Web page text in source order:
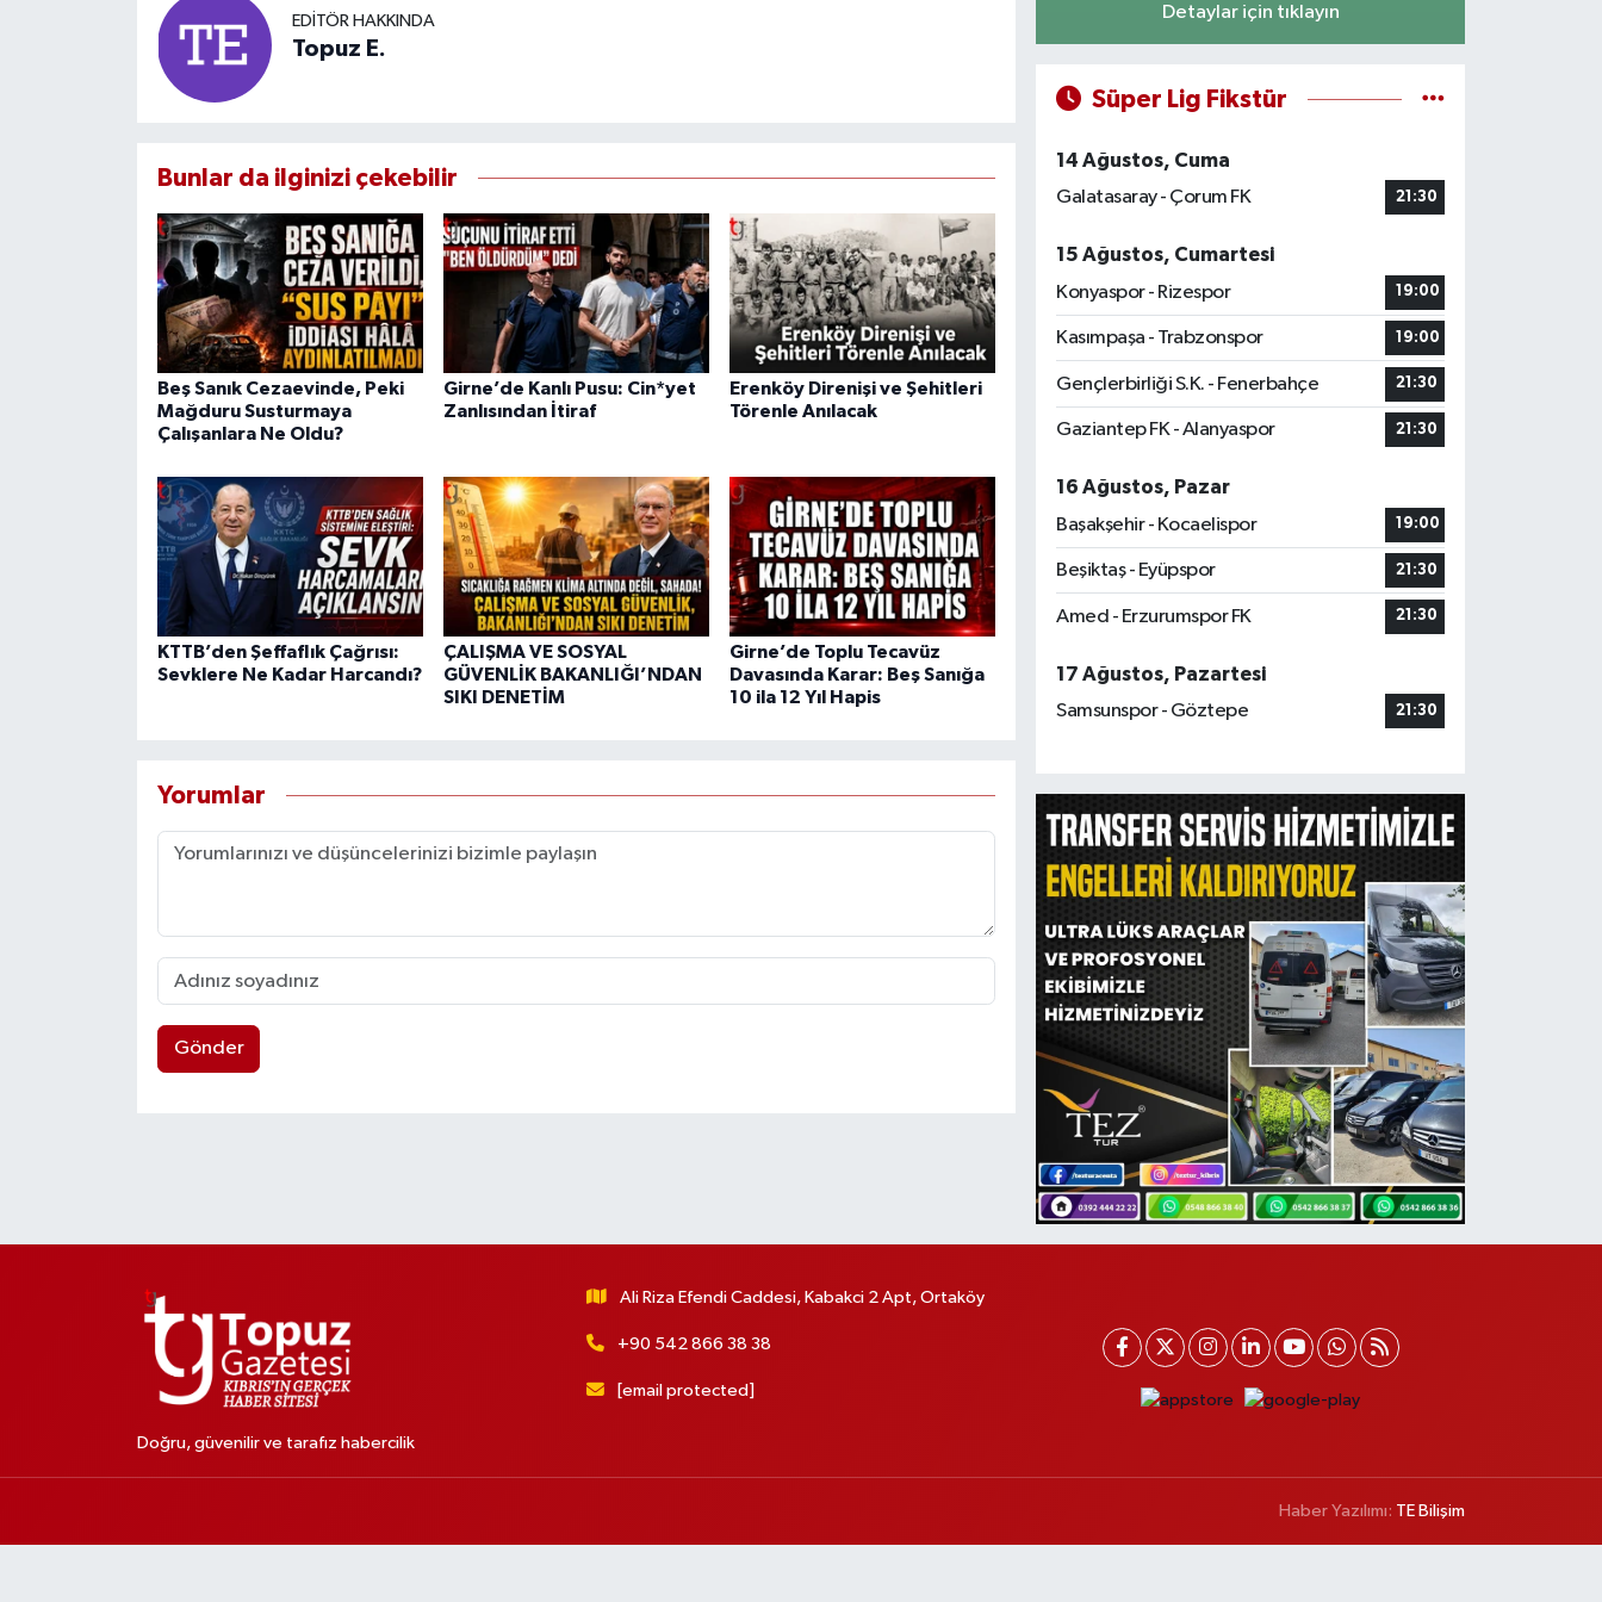
EDITÖR HAKKINDA
Topuz E.
Bunlar da ilginizi çekebilir
Beş Sanık Cezaevinde, Peki
Mağduru Susturmaya
Çalışanlara Ne Oldu?
Girne’de Kanlı Pusu: Cin*yet
Zanlısından İtiraf
Erenköy Direnişi ve Şehitleri
Törenle Anılacak
KTTB’den Şeffaflık Çağrısı:
Sevklere Ne Kadar Harcandı?
ÇALIŞMA VE SOSYAL
GÜVENLİK BAKANLIĞI’NDAN
SIKI DENETİM
Girne’de Toplu Tecavüz
Davasında Karar: Beş Sanığa
10 ila 12 Yıl Hapis
Yorumlar
Gönder
Detaylar için tıklayın
Süper Lig Fikstür
14 Ağustos, Cuma
Galatasaray - Çorum FK
21:30
15 Ağustos, Cumartesi
Konyaspor - Rizespor
19:00
Kasımpaşa - Trabzonspor 19:00
Gençlerbirliği S.K. - Fenerbahçe 21:30
Gaziantep FK - Alanyaspor 21:30
16 Ağustos, Pazar
Başakşehir - Kocaelispor
19:00
Beşiktaş - Eyüpspor 21:30
Amed - Erzurumspor FK 21:30
17 Ağustos, Pazartesi
Samsunspor - Göztepe
21:30
Doğru, güvenilir ve tarafız habercilik
Ali Riza Efendi Caddesi, Kabakci 2 Apt, Ortaköy
+90 542 866 38 38
[email protected]
Haber Yazılımı: TE Bilişim